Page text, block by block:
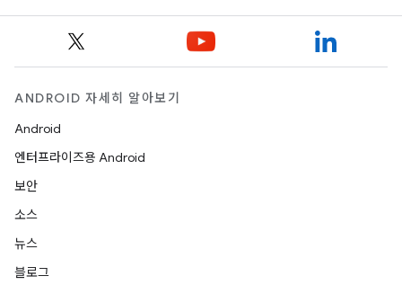
ANDROID 자세히 알아보기
Android
엔터프라이즈용 Android
보안
소스
뉴스
블로그